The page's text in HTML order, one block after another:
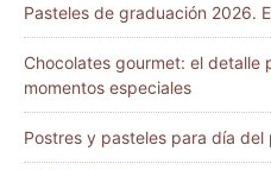
Pasteles de graduación 2026.
Chocolates gourmet: el detalle
momentos especiales
Postres y pasteles para día del